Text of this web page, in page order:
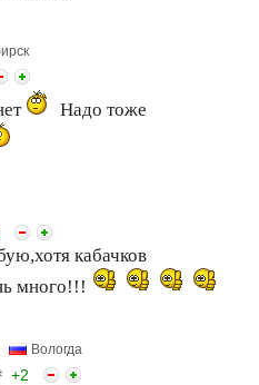
Надо тоже
кабачков
много!!!
Вологда
+2